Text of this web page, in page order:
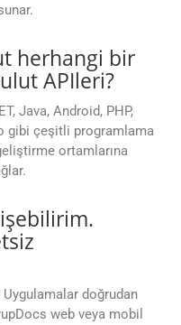
herhangi bir
APIleri?
Java, Android, PHP,
gibi çeşitli programlama
ortamlarına
doğrudan
web veya mobil